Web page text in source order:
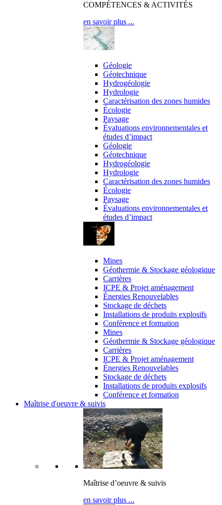
COMPÉTENCES & ACTIVITÉS
en savoir plus ...
Géologie
Géotechnique
Hydrogéologie
Hydrologie
Caractérisation des zones humides
Écologie
Paysage
Évaluations environnementales et
études d’impact
Géologie
Géotechnique
Hydrogéologie
Hydrologie
Caractérisation des zones humides
Écologie
Paysage
Évaluations environnementales et
études d’impact
Mines
Géothermie & Stockage géologique
Carrières
ICPE & Projet aménagement
Énergies Renouvelables
Stockage de déchets
Installations de produits explosifs
Conférence et formation
Mines
Géothermie & Stockage géologique
Carrières
ICPE & Projet aménagement
Énergies Renouvelables
Stockage de déchets
Installations de produits explosifs
Conférence et formation
Maîtrise d'oeuvre & suivis
Maîtrise d’oeuvre & suivis
en savoir plus ...